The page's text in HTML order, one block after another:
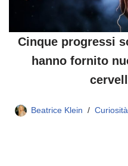
Cinque progressi
hanno fornito
Beatrice Klein